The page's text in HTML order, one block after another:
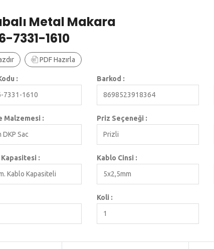
Metal Makara
7331-1610
PDF Hazırla
:
7331-1610
Barkod :
8698523918364
Malzemesi :
DKP Sac
Priz Seçeneği :
Prizli
:
Kablo Kapasiteli
Kablo Cinsi :
5x2,5mm
Koli :
1